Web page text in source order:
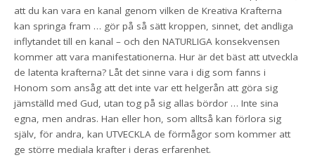
att du kan vara en kanal genom vilken de Kreativa Krafterna
kan springa fram … gör på så sätt kroppen, sinnet, det andliga
inflytandet till en kanal – och den NATURLIGA konsekvensen
kommer att vara manifestationerna. Hur är det bäst att utveckla
de latenta krafterna? Låt det sinne vara i dig som fanns i
Honom som ansåg att det inte var ett helgerån att göra sig
jämställd med Gud, utan tog på sig allas bördor … Inte sina
egna, men andras. Han eller hon, som alltså kan förlora sig
själv, för andra, kan UTVECKLA de förmågor som kommer att
ge större mediala krafter i deras erfarenhet.